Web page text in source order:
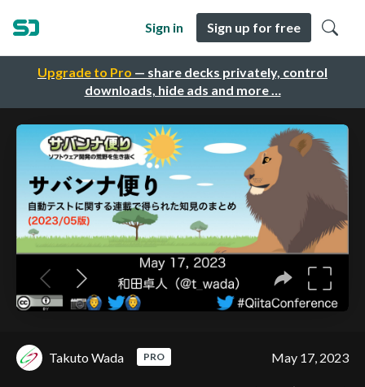
Upgrade to Pro — share decks privately, control
downloads, hide ads and more …
Sign in Sign up for free
Takuto Wada PRO May 17, 2023